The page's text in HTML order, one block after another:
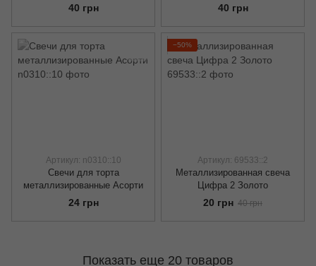
40 грн 40 грн
Артикул: n0310::10
Свечи для торта
металлизированные Асорти
24 грн
−50%
Артикул: 69533::2
Металлизированная свеча
Цифра 2 Золото
20 грн 40 грн
Показать еще 20 товаров